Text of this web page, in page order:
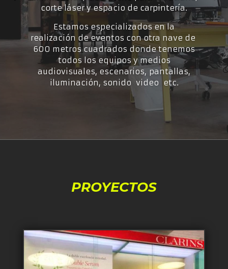
corte láser y espacio de carpintería.
Estamos especializados en la
realización de eventos con otra nave de
600 metros cuadrados donde tenemos
todos los equipos y medios
audiovisuales, escenarios, pantallas,
iluminación, sonido video etc.
PROYECTOS